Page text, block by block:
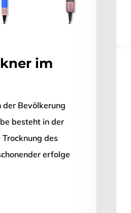
im
der Bevölkerung
besteht in der
des
erfolge